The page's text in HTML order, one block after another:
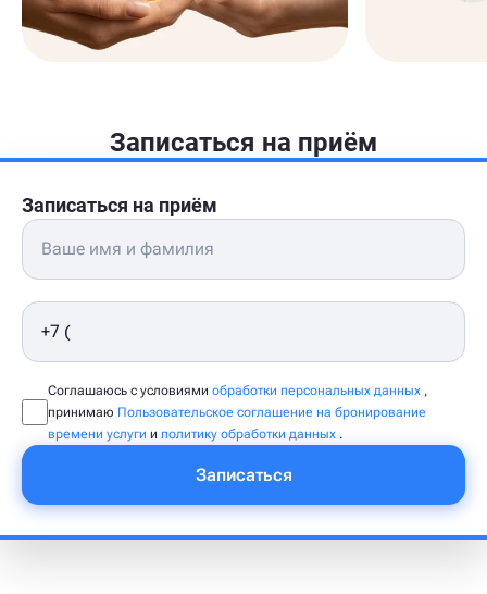
Записаться на приём
Записаться на приём
Соглашаюсь с условиями обработки персональных данных ,
принимаю Пользовательское соглашение на бронирование
времени услуги и политику обработки данных .
Записаться